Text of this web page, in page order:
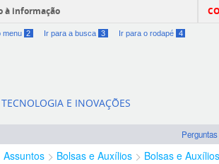
à informação
menu 2 Ir para a busca 3 Ir para o rodapé 4
E INOVAÇÕES
Assuntos Bolsas e Auxílios Bolsas e